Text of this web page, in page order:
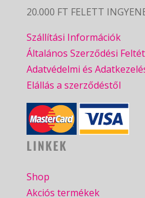
20.000 FT FELETT
Szállítási Információk
Általános Szerződési
Adatvédelmi és
Elállás a szerződéstől
LINKEK
Shop
Akciós termékek